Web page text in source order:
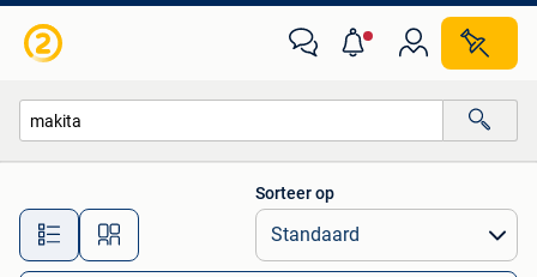
Alle afstanden…
Sorteer op